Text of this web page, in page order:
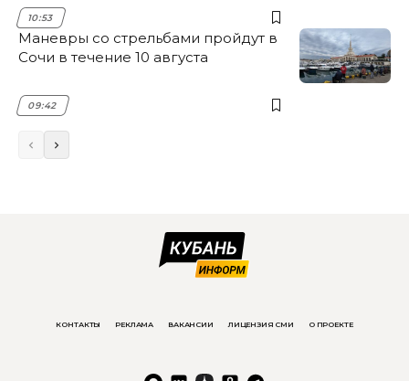
10:53
Маневры со стрельбами пройдут в
Сочи в течение 10 августа
09:42
КОНТАКТЫ РЕКЛАМА ВАКАНСИИ ЛИЦЕНЗИЯ СМИ О ПРОЕКТЕ